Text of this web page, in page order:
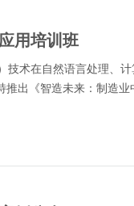
用培训班
在自然语言处理、计
出《智造未来：制造